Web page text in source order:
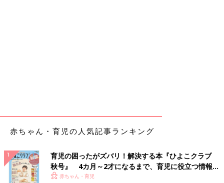
が何でも食べさせなきゃ！と思うのをやめ、私が一緒に食べるこ
小学生ですが、今は人並みによく食べます」
「生後2カ月からミルクの全力拒否が始まりました。母乳もたい
赤ちゃん・育児の人気記事ランキング
育児の困ったがズバリ！解決する本『ひよこクラブ
秋号』 4カ月～2才になるまで、育児に役立つ情報が
いっぱい！
赤ちゃん・育児